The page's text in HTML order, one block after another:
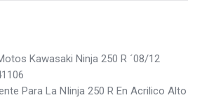
Kawasaki Ninja 250 R ´08/12
Para La NIinja 250 R En Acrilico Alto